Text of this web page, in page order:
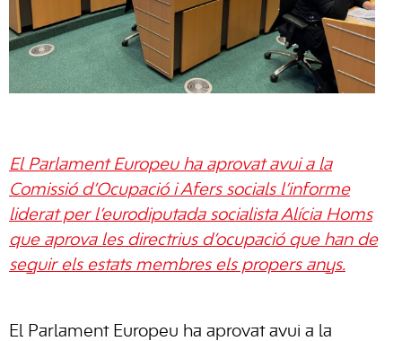
El Parlament Europeu ha aprovat avui a la
Comissió d’Ocupació i Afers socials l’informe
liderat per l’eurodiputada socialista Alícia Homs
que aprova les directrius d’ocupació que han de
seguir els estats membres els propers anys.
El Parlament Europeu ha aprovat avui a la